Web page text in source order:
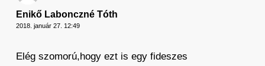
Enikő Labonczné Tóth
2018. január 27. 12:49
Elég szomorú,hogy ezt is egy fideszes